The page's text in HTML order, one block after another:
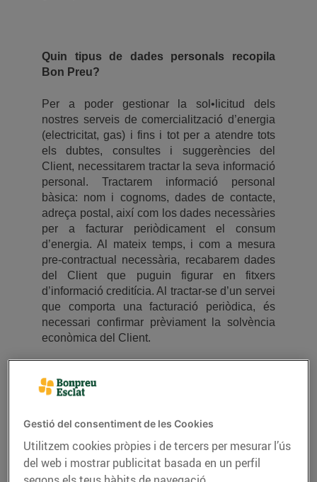
Quin tipus de dades personals recopila
Bon Preu?
Per a poder gestionar la sol•licitud dels
nostres serveis de comercialització d’energia
(electricitat, gas) i fins i tot per a atendre tots
els dubtes, consultes i suggerències del
Client, necessitarem tractar la seva informació
personal. Tractarem informació personal
bàsica: nom i cognoms, dades de contacte,
adreça postal, així com los dades necessàries
per a facturar periòdicament el consum
d’energia. Al mateix temps, i com a mesura
pre-contractual necessària, recabarem dades
del Client que puguin figurar en fitxers
d’informació creditícia. Al tractar-se d’un servei
que comporta una facturació periòdica, és
necessari confirmar prèviament la solvència
econòmica del Client.
de consum del Client, per a personalitzar i
Per a contactar amb nosaltres, el Client pot
fer-ho a través del nostre servei d’atenció al
client, per correu electrònic o per telèfon, així
Gestió del consentiment de les Cookies
Utilitzem cookies pròpies i de tercers per mesurar l’ús
del web i mostrar publicitat basada en un perfil